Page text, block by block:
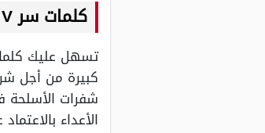
كلمات سر Gta V فلوس
كبيرة من أجل
شفرات الأسلحة
الأعداء